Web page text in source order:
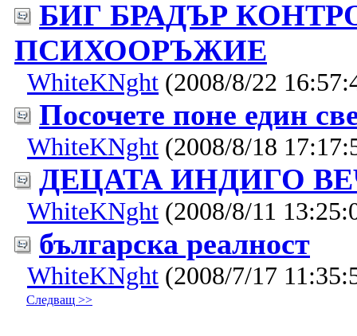
БИГ БРАДЪР
ПСИХООРЪЖИЕ
WhiteKNght (2008/8/22
Посочете поне един
WhiteKNght (2008/8/18
ДЕЦАТА ИНДИГО
WhiteKNght (2008/8/11
българска реалност
WhiteKNght (2008/7/17
Следващ >>